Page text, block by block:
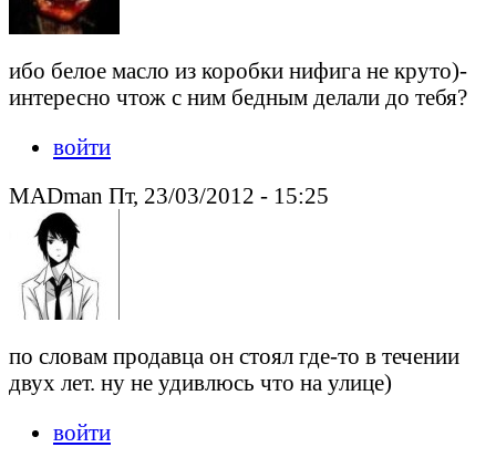
ибо белое масло из коробки нифига не круто)-
интересно чтож с ним бедным делали до тебя?
войти
MADman Пт, 23/03/2012 - 15:25
по словам продавца он стоял где-то в течении
двух лет. ну не удивлюсь что на улице)
войти